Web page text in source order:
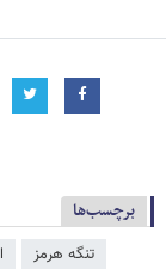
برچسب‌ها
تنگه هرمز